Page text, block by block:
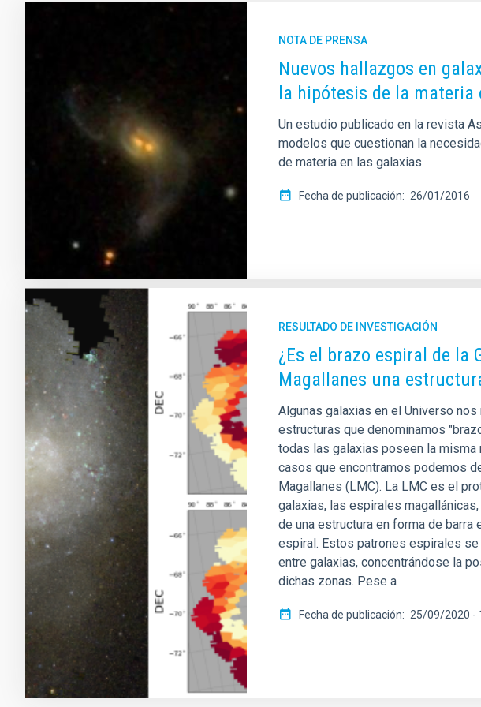
NOTA DE PRENSA
Nuevos hallazgos en
la hipótesis de la materia
Un estudio publicado en la revista
modelos que cuestionan la
de materia en las galaxias
Fecha de publicación 26/01/2016
RESULTADO DE INVESTIGACIÓN
¿Es el brazo espiral de la
Magallanes una
Algunas galaxias en el Universo
estructuras que denominamos
todas las galaxias poseen la misma
casos que encontramos podemos
Magallanes (LMC). La LMC es el
galaxias, las espirales
de una estructura en forma de barra
espiral. Estos patrones espirales
entre galaxias, concentrándose la
dichas zonas. Pese a
Fecha de publicación 25/09/2020 -